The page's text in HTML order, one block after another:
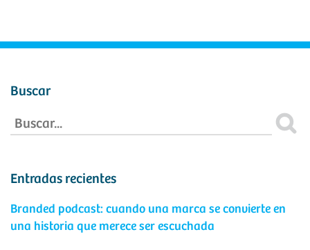
Buscar
Entradas recientes
Branded podcast: cuando una marca se convierte en
una historia que merece ser escuchada